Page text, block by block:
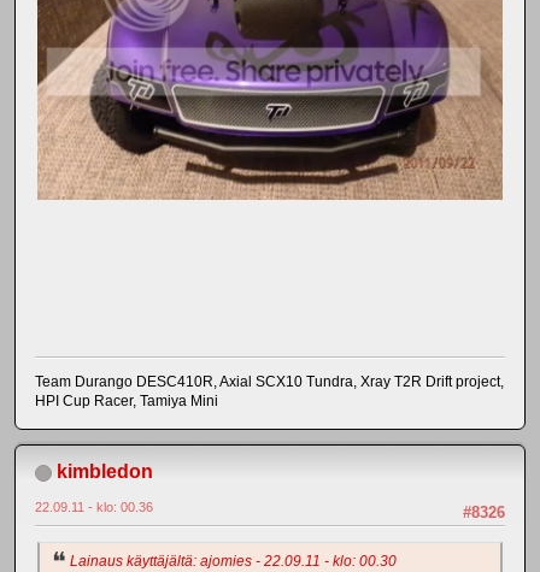
Team Durango DESC410R, Axial SCX10 Tundra, Xray T2R Drift project,
HPI Cup Racer, Tamiya Mini
kimbledon
#8326
22.09.11 - klo: 00.36
Lainaus käyttäjältä: ajomies - 22.09.11 - klo: 00.30